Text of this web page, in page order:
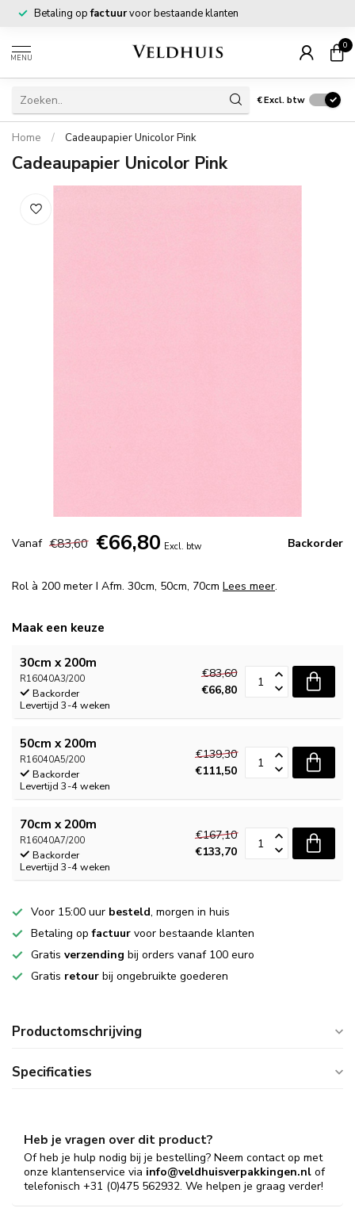
Betaling opfactuurvoor bestaande klanten
MENU
0
€Excl. btw
Home / Cadeaupapier Unicolor Pink
Cadeaupapier Unicolor Pink
Vanaf €83,60 €66,80 Excl. btw Backorder
Rol à 200 meter I Afm. 30cm, 50cm, 70cm Lees meer.
Maak een keuze
30cm x 200m
R16040A3/200
Backorder
Levertijd 3-4 weken
€83,60
€66,80
50cm x 200m
R16040A5/200
Backorder
Levertijd 3-4 weken
€139,30
€111,50
70cm x 200m
R16040A7/200
Backorder
Levertijd 3-4 weken
€167,10
€133,70
Voor 15:00 uur besteld, morgen in huis
Betaling opfactuur voor bestaande klanten
Gratis verzending bij orders vanaf 100 euro
Gratis retour bij ongebruikte goederen
Productomschrijving
Specificaties
Heb je vragen over dit product?
Of heb je hulp nodig bij je bestelling? Neem contact op met
onze klantenservice via info@veldhuisverpakkingen.nl of
telefonisch +31 (0)475 562932. We helpen je graag verder!